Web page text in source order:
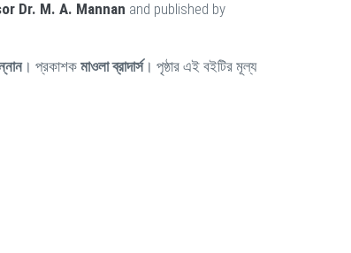
Dr. M. A. Mannan and published by
। প্রকাশক মাওলা ব্রাদার্স। পৃষ্ঠার এই বইটির মূল্য